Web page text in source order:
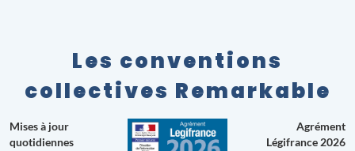
Les conventions
collectives Remarkable
Mises à jour
quotidiennes
Agrément
Légifrance 2026